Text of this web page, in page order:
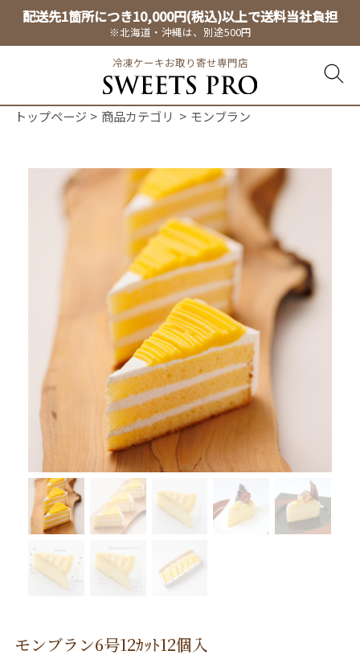
配送先1箇所につき10,000円(税込)以上で送料当社負担
※北海道・沖縄は、別途500円
冷凍ケーキお取り寄せ専門店
トップページ 商品カテゴリ モンブラン
モンブラン6号12ｶｯﾄ12個入